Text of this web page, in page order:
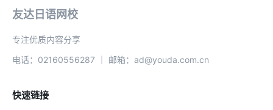
友达日语网校
专注优质内容分享
电话：02160556287 ｜ 邮箱：ad@youda.com.cn
快速链接